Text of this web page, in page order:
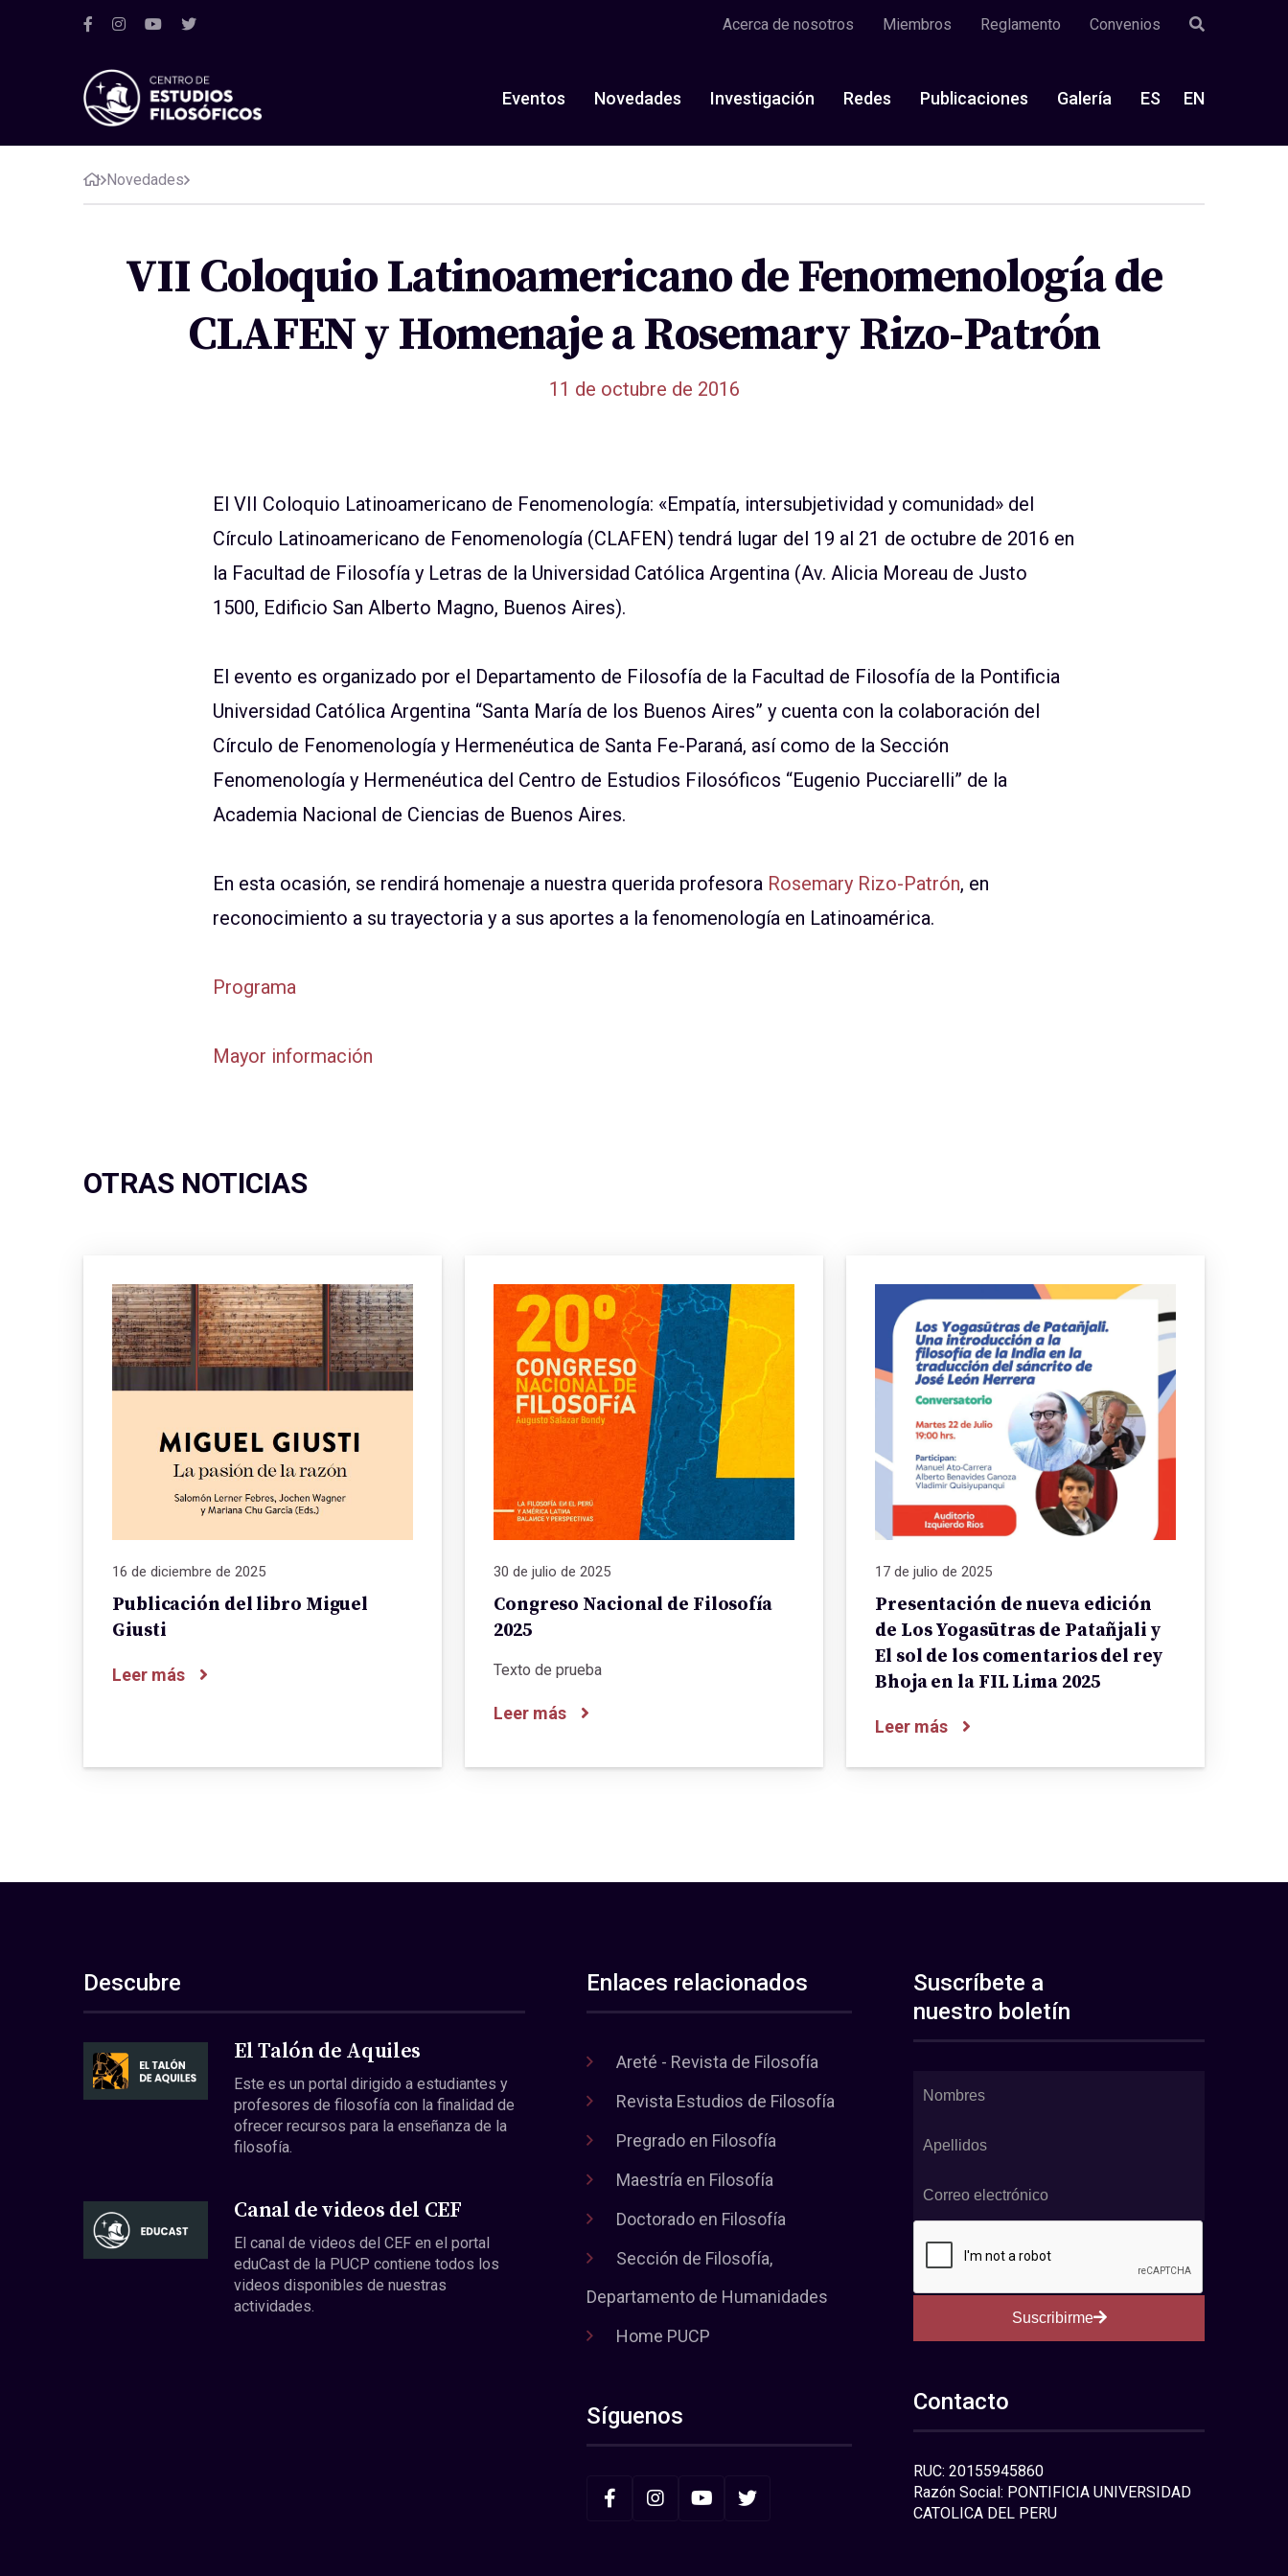
Acerca de nosotros Miembros Reglamento Convenios
Eventos Novedades Investigación Redes Publicaciones Galería ES EN
Novedades
VII Coloquio Latinoamericano de Fenomenología de
CLAFEN y Homenaje a Rosemary Rizo-Patrón
11 de octubre de 2016
El VII Coloquio Latinoamericano de Fenomenología: «Empatía, intersubjetividad y comunidad» del
Círculo Latinoamericano de Fenomenología (CLAFEN) tendrá lugar del 19 al 21 de octubre de 2016 en
la Facultad de Filosofía y Letras de la Universidad Católica Argentina (Av. Alicia Moreau de Justo
1500, Edificio San Alberto Magno, Buenos Aires).
El evento es organizado por el Departamento de Filosofía de la Facultad de Filosofía de la Pontificia
Universidad Católica Argentina “Santa María de los Buenos Aires” y cuenta con la colaboración del
Círculo de Fenomenología y Hermenéutica de Santa Fe-Paraná, así como de la Sección
Fenomenología y Hermenéutica del Centro de Estudios Filosóficos “Eugenio Pucciarelli” de la
Academia Nacional de Ciencias de Buenos Aires.
En esta ocasión, se rendirá homenaje a nuestra querida profesora Rosemary Rizo-Patrón, en
reconocimiento a su trayectoria y a sus aportes a la fenomenología en Latinoamérica.
Programa
Mayor información
OTRAS NOTICIAS
16 de diciembre de 2025
Publicación del libro Miguel
Giusti
Leer más
30 de julio de 2025
Congreso Nacional de Filosofía
2025
Texto de prueba
Leer más
17 de julio de 2025
Presentación de nueva edición
de Los Yogasūtras de Patañjali y
El sol de los comentarios del rey
Bhoja en la FIL Lima 2025
Leer más
Descubre
El Talón de Aquiles
Este es un portal dirigido a estudiantes y
profesores de filosofía con la finalidad de
ofrecer recursos para la enseñanza de la
filosofía.
Canal de videos del CEF
El canal de videos del CEF en el portal
eduCast de la PUCP contiene todos los
videos disponibles de nuestras
actividades.
Enlaces relacionados
Areté - Revista de Filosofía
Revista Estudios de Filosofía
Pregrado en Filosofía
Maestría en Filosofía
Doctorado en Filosofía
Sección de Filosofía,
Departamento de Humanidades
Home PUCP
Síguenos
Suscríbete a
nuestro boletín
Suscribirme
Contacto
RUC: 20155945860
Razón Social: PONTIFICIA UNIVERSIDAD
CATOLICA DEL PERU